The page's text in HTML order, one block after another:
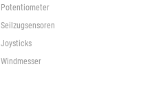
Potentiometer
Seilzugsensoren
Joysticks
Windmesser